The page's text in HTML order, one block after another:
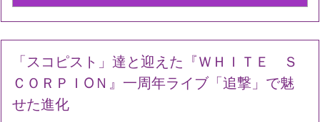
「スコピスト」達と迎えた『ＷＨＩＴＥ Ｓ
ＣＯＲＰＩОＮ』一周年ライブ「追撃」で魅
せた進化